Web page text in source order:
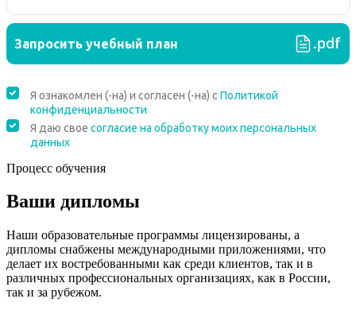
Процесс обучения
Ваши дипломы
Наши образовательные программы лицензированы, а
дипломы снабжены международными приложениями, что
делает их востребованными как среди клиентов, так и в
различных профессиональных организациях, как в России,
так и за рубежом.